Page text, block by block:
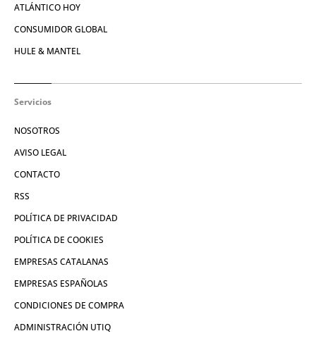
ATLÁNTICO HOY
CONSUMIDOR GLOBAL
HULE & MANTEL
Servicios
NOSOTROS
AVISO LEGAL
CONTACTO
RSS
POLÍTICA DE PRIVACIDAD
POLÍTICA DE COOKIES
EMPRESAS CATALANAS
EMPRESAS ESPAÑOLAS
CONDICIONES DE COMPRA
ADMINISTRACIÓN UTIQ